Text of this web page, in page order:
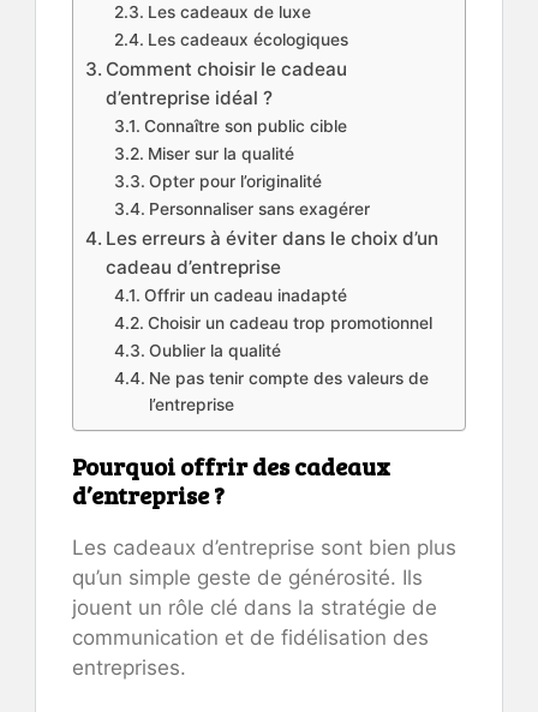
Les cadeaux de luxe
Les cadeaux écologiques
Comment choisir le cadeau
d’entreprise idéal ?
Connaître son public cible
Miser sur la qualité
Opter pour l’originalité
Personnaliser sans exagérer
Les erreurs à éviter dans le choix d’un
cadeau d’entreprise
Offrir un cadeau inadapté
Choisir un cadeau trop promotionnel
Oublier la qualité
Ne pas tenir compte des valeurs de
l’entreprise
Pourquoi offrir des cadeaux
d’entreprise ?
Les cadeaux d’entreprise sont bien plus
qu’un simple geste de générosité. Ils
jouent un rôle clé dans la stratégie de
communication et de fidélisation des
entreprises.